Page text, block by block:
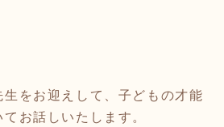
をお迎えして、子どもの才能
お話しいたします。